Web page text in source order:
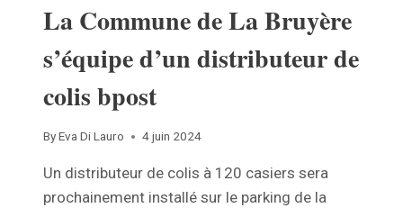
La Commune de La Bruyère
s’équipe d’un distributeur de
colis bpost
ByEva Di Lauro 4 juin 2024
Un distributeur de colis à 120 casiers sera
prochainement installé sur le parking de la